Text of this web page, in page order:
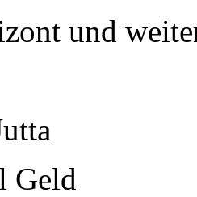
und
Geld